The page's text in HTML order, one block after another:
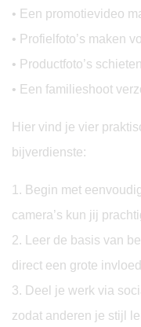
• Een promotievideo
• Profielfoto’s maken
• Productfoto’s
• Een familieshoot
Hier vind je vier
bijverdienste:
1. Begin met
camera’s kun jij
2. Leer de basis van
direct een grote
3. Deel je werk via
zodat anderen je stijl